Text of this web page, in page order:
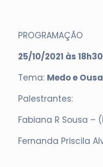
PROGRAMAÇÃO
25/10/2021 às 18h30
Tema: Medo e
Palestrantes:
Fabiana R Sousa –
Fernanda Priscila